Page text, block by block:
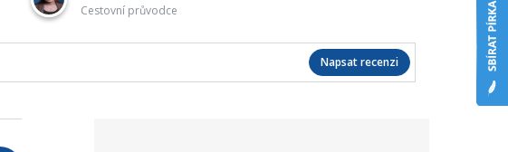
Cestovní průvodce
Napsat recenzi